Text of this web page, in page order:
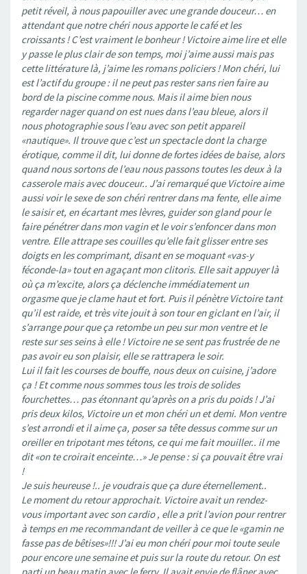
petit réveil, à nous papouiller avec une grande douceur… en
attendant que notre chéri nous apporte le café et les
croissants ! C’est vraiment le bonheur ! Victoire aime lire et elle
y passe le plus clair de son temps, moi j’aime aussi mais pas
cette littérature là, j’aime les romans policiers ! Mon chéri, lui
est l’actif du groupe : il ne peut pas rester sans rien faire au
bord de la piscine comme nous. Mais il aime bien nous
regarder nager quand on est nues dans l’eau bleue, alors il
nous photographie sous l’eau avec son petit appareil
«nautique». Il trouve que c’est un spectacle dont la charge
érotique, comme il dit, lui donne de fortes idées de baise, alors
quand nous sortons de l’eau nous passons toutes les deux à la
casserole mais avec douceur.. J’ai remarqué que Victoire aime
aussi voir le sexe de son chéri rentrer dans ma fente, elle aime
le saisir et, en écartant mes lèvres, guider son gland pour le
faire pénétrer dans mon vagin et le voir s’enfoncer dans mon
ventre. Elle attrape ses couilles qu’elle fait glisser entre ses
doigts en les comprimant, disant en se moquant «vas-y
féconde-la» tout en agaçant mon clitoris. Elle sait appuyer là
où ça m’excite, alors ça déclenche immédiatement un
orgasme que je clame haut et fort. Puis il pénètre Victoire tant
qu’il est raide, et très vite jouit à son tour en giclant en l’air, il
s’arrange pour que ça retombe un peu sur mon ventre et le
reste sur ses seins à elle ! Victoire ne se sent pas frustrée de ne
pas avoir eu son plaisir, elle se rattrapera le soir.
Lui il fait les courses de bouffe, nous deux on cuisine, j’adore
ça ! Et comme nous sommes tous les trois de solides
fourchettes… pas étonnant qu’après on a pris du poids ! J’ai
pris deux kilos, Victoire un et mon chéri un et demi. Mon ventre
s’est arrondi et il aime ça, poser sa tête dessus comme sur un
oreiller en tripotant mes tétons, ce qui me fait mouiller.. il me
dit «on te croirait enceinte…» Je pense : si ça pouvait être vrai
!
Je suis heureuse !.. je voudrais que ça dure éternellement..
Le moment du retour approchait. Victoire avait un rendez-
vous important avec son cardio , elle a prit l’avion pour rentrer
à temps en me recommandant de veiller à ce que le «gamin ne
fasse pas de bêtises»!!! J’ai eu mon chéri pour moi toute seule
pour encore une semaine et puis sur la route du retour. On est
parti un beau matin avec le ferry. Il avait envie de flâner avec